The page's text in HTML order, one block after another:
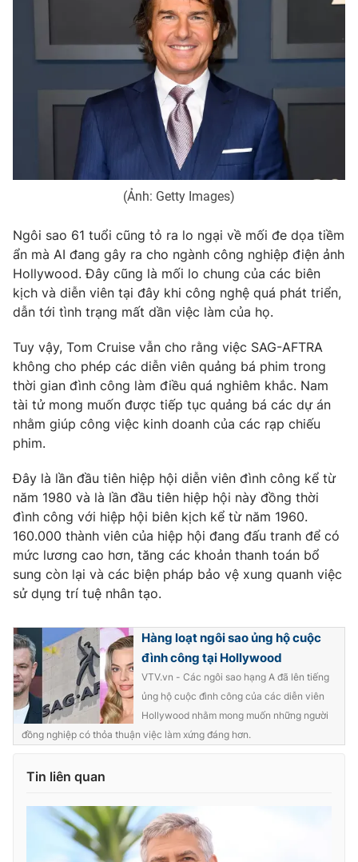
Thị trường
Chuyên mục khác
Emagazine Podcast
Infographic
VTV Money VTV Thể thao
VTV Sức khoẻ Bất động sản
Thị trường 24h Tấm lòng Việt
VTV4 Vươn mình bằng AI
VTV9
Liên hệ tòa soạn English
THỜI BÁO VTV
Theo dõi báo trên
Cơ quan chủ quản:Đài Truyền hình Việt Nam
Cơ quan báo chí:Thời báo VTV
Giấy phép hoạt động báo in và báo điện tử số 483/GP-BTTTT
Tổng Biên tập:
Phó Tổng Biên tập:Nguyễn Thị Mỹ Hạnh, Phạm Quốc Thắng,
Nguyễn Trọng Ninh
Tổng đài VTV:024.38 355 931 - 024.38 355 932
(Ảnh: Getty Images)
Ngôi sao 61 tuổi cũng tỏ ra lo ngại về mối đe dọa tiềm
ẩn mà AI đang gây ra cho ngành công nghiệp điện ảnh
Hollywood. Đây cũng là mối lo chung của các biên
kịch và diễn viên tại đây khi công nghệ quá phát triển,
dẫn tới tình trạng mất dần việc làm của họ.
Tuy vậy, Tom Cruise vẫn cho rằng việc SAG-AFTRA
không cho phép các diễn viên quảng bá phim trong
thời gian đình công làm điều quá nghiêm khắc. Nam
tài tử mong muốn được tiếp tục quảng bá các dự án
nhằm giúp công việc kinh doanh của các rạp chiếu
phim.
Đây là lần đầu tiên hiệp hội diễn viên đình công kể từ
năm 1980 và là lần đầu tiên hiệp hội này đồng thời
đình công với hiệp hội biên kịch kể từ năm 1960.
160.000 thành viên của hiệp hội đang đấu tranh để có
mức lương cao hơn, tăng các khoản thanh toán bổ
sung còn lại và các biện pháp bảo vệ xung quanh việc
sử dụng trí tuệ nhân tạo.
Hàng loạt ngôi sao ủng hộ cuộc
đình công tại Hollywood
VTV.vn - Các ngôi sao hạng A đã lên tiếng
ủng hộ cuộc đình công của các diễn viên
Hollywood nhằm mong muốn những người
đồng nghiệp có thỏa thuận việc làm xứng đáng hơn.
Tin liên quan